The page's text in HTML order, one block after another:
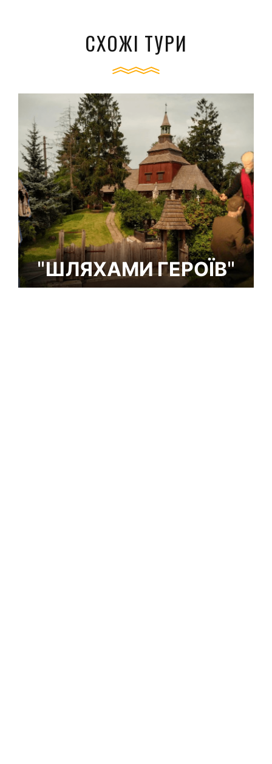
СХОЖІ ТУРИ
"ШЛЯХАМИ ГЕРОЇВ"